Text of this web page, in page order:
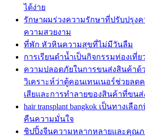
ได้ง่าย
รักษาผมร่วงความรักษาที่ปรับปรุง
ความสวยงาม
ที่พัก หัวหินความสุขที่ไม่มีวันลืม
การเรียนดำน้ำเป็นกิจกรรมท่องเที่ย
ความปลอดภัยในการขนส่งสินค้าด้
วิเคราะห์ว่าตู้คอนเทนเนอร์ช่วยลด
เสียและการทำลายของสินค้าที่ขนส่
hair transplant bangkok เป็นทางเลื
คืนความมั่นใจ
ชิปปิ้งจีนความหลากหลายและคุณ